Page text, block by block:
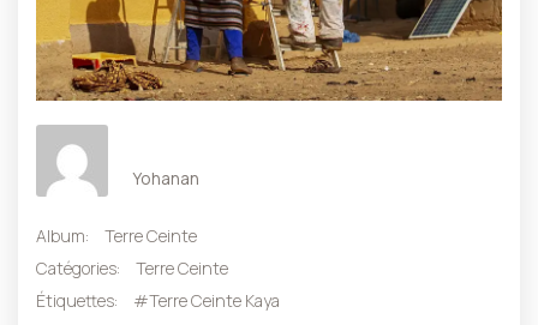
Yohanan
Album:
Terre Ceinte
Catégories:
Terre Ceinte
Étiquettes:
#Terre Ceinte Kaya